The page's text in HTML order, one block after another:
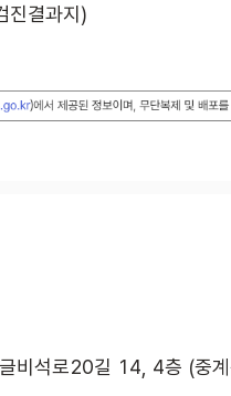
진결과지)
비석로20길 14, 4층 (중